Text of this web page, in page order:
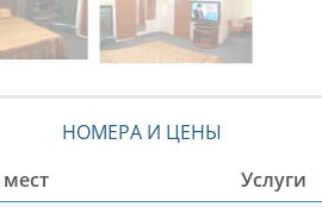
НОМЕРА И ЦЕНЫ
Услуги